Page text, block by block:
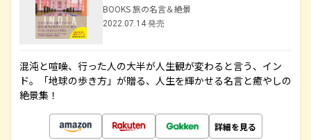
BOOKS 旅の名言＆絶景
2022.07.14 発売
混沌と喧噪、行った人の大半が人生観が変わると言う、イン
ド。「地球の歩き方」が贈る、人生を輝かせる名言と癒やしの
絶景集！
詳細を見る